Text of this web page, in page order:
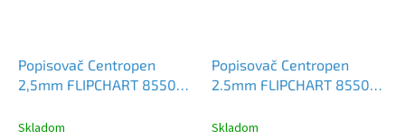
Popisovač Centropen
2,5mm FLIPCHART 8550
Skladom
Popisovač Centropen
2.5mm FLIPCHART 8550
Skladom